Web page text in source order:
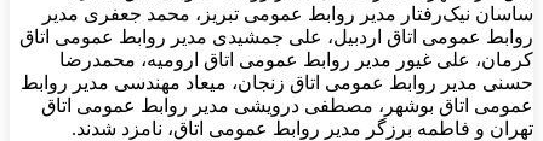
ساسان نیک‌رفتار مدیر روابط عمومی تبریز، محمد جعفری مدیر
روابط عمومی اتاق اردبیل، علی جمشیدی مدیر روابط عمومی اتاق
کرمان، علی غیور مدیر روابط عمومی اتاق ارومیه، محمدرضا
حسنی مدیر روابط عمومی اتاق زنجان، میعاد مهندسی مدیر روابط
عمومی اتاق بوشهر، مصطفی درویشی مدیر روابط عمومی اتاق
تهران و فاطمه برزگر مدیر روابط عمومی اتاق، نامزد شدند.